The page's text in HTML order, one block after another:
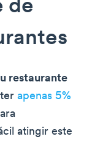
de
restaurante
apenas 5%
atingir este